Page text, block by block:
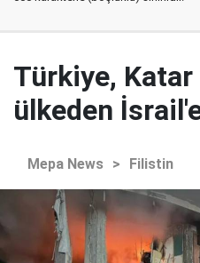
Türkiye,
ülkeden
Mepa News > Filistin